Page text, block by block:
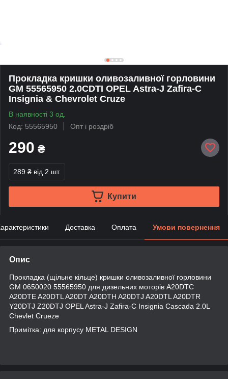
Прокладка кришки оливозаливної горловини
GM 55565950 2.0CDTI OPEL Astra-J Zafira-C
Insignia & Chevrolet Cruze
В наявності 3 од.
Код: 55565950
Опт і роздріб
290 ₴
289 ₴ від 2 шт.
Купити
Доставка Оплата Умови повернення
Опис
Прокладка (щільне кільце) кришки оливозаливної горловини
GM 0650020 55565950 для дизельних моторів A20DTC
A20DTE A20DTL A20DT A20DTH A20DTJ A20DTL A20DTR
Y20DTJ Z20DTJ OPEL Astra-J Zafira-C Insignia Cascada 2.0L
Chevlet Crueze
Примітка: для корпусу METAL DESIGN